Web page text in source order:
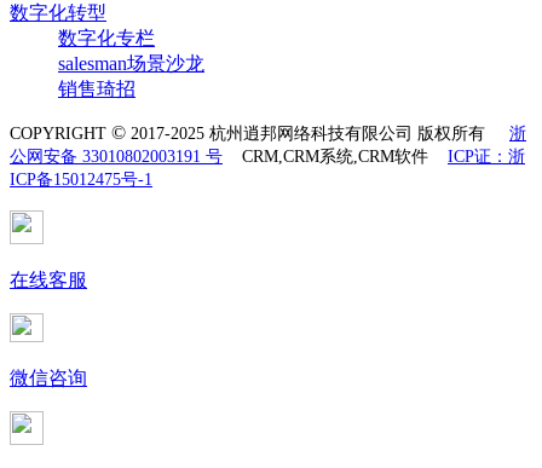
数字化转型
数字化专栏
salesman场景沙龙
销售琦招
COPYRIGHT © 2017-2025 杭州逍邦网络科技有限公司 版权所有 浙
公网安备 33010802003191 号 CRM,CRM系统,CRM软件 ICP证：浙
ICP备15012475号-1
在线客服
微信咨询